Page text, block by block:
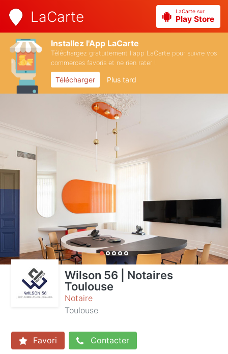
LaCarte LaCarte sur
Play Store
Installez l'App LaCarte
Téléchargez gratuitement l'app LaCarte pour suivre vos
commerces favoris et ne rien rater !
Télécharger Plus tard
Wilson 56 | Notaires
Toulouse
Notaire
Toulouse
Favori Contacter